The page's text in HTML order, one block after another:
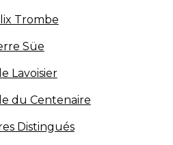
Trombe
Süe
Lavoisier
du Centenaire
Distingués